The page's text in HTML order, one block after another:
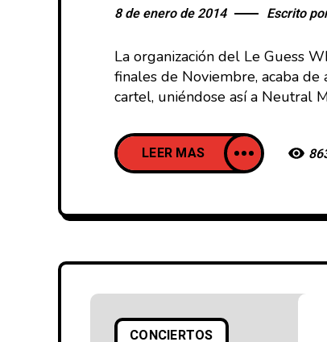
8 de enero de 2014 Escrito
La organización del Le Guess
finales de Noviembre, acaba
cartel, uniéndose así a Neutral
LEER MAS
CONCIERTOS